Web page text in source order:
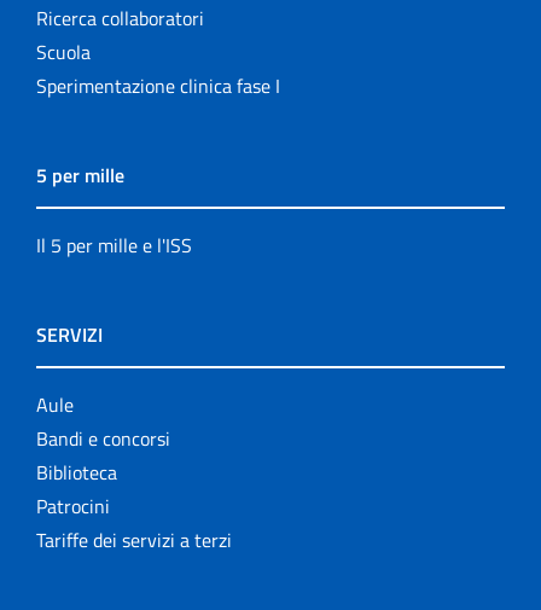
Ricerca collaboratori
Scuola
Sperimentazione clinica fase I
5 per mille
Il 5 per mille e l'ISS
SERVIZI
Aule
Bandi e concorsi
Biblioteca
Patrocini
Tariffe dei servizi a terzi